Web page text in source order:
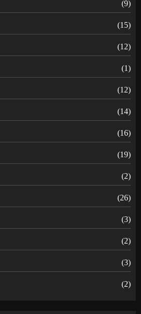
(9)
(15)
(12)
(1)
(12)
(14)
(16)
(19)
(2)
(26)
(3)
(2)
(3)
(2)